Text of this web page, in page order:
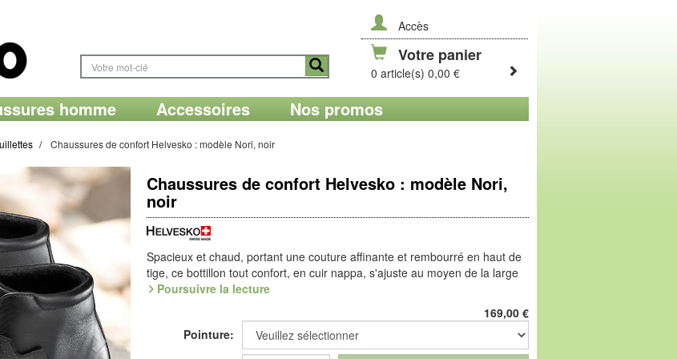
Accès
Votre panier
0 article(s) 0,00 €
homme Accessoires Nos promos
Chaussures de confort Helvesko : modèle Nori, noir
Chaussures de confort Helvesko : modèle Nori,
noir
Spacieux et chaud, portant une couture affinante et rembourré en haut de
tige, ce bottillon tout confort, en cuir nappa, s'ajuste au moyen de la large
bride à fin relief, par scratche. Semelle Largeur Confort en TPU léger,
La semelle Largeur Confort solutionne les soucis liés aux pieds forts ! De
format extra-large en avant-pied et en zone articulaire, cette semelle à
Poursuivre la lecture
169,00 €
Pointure: